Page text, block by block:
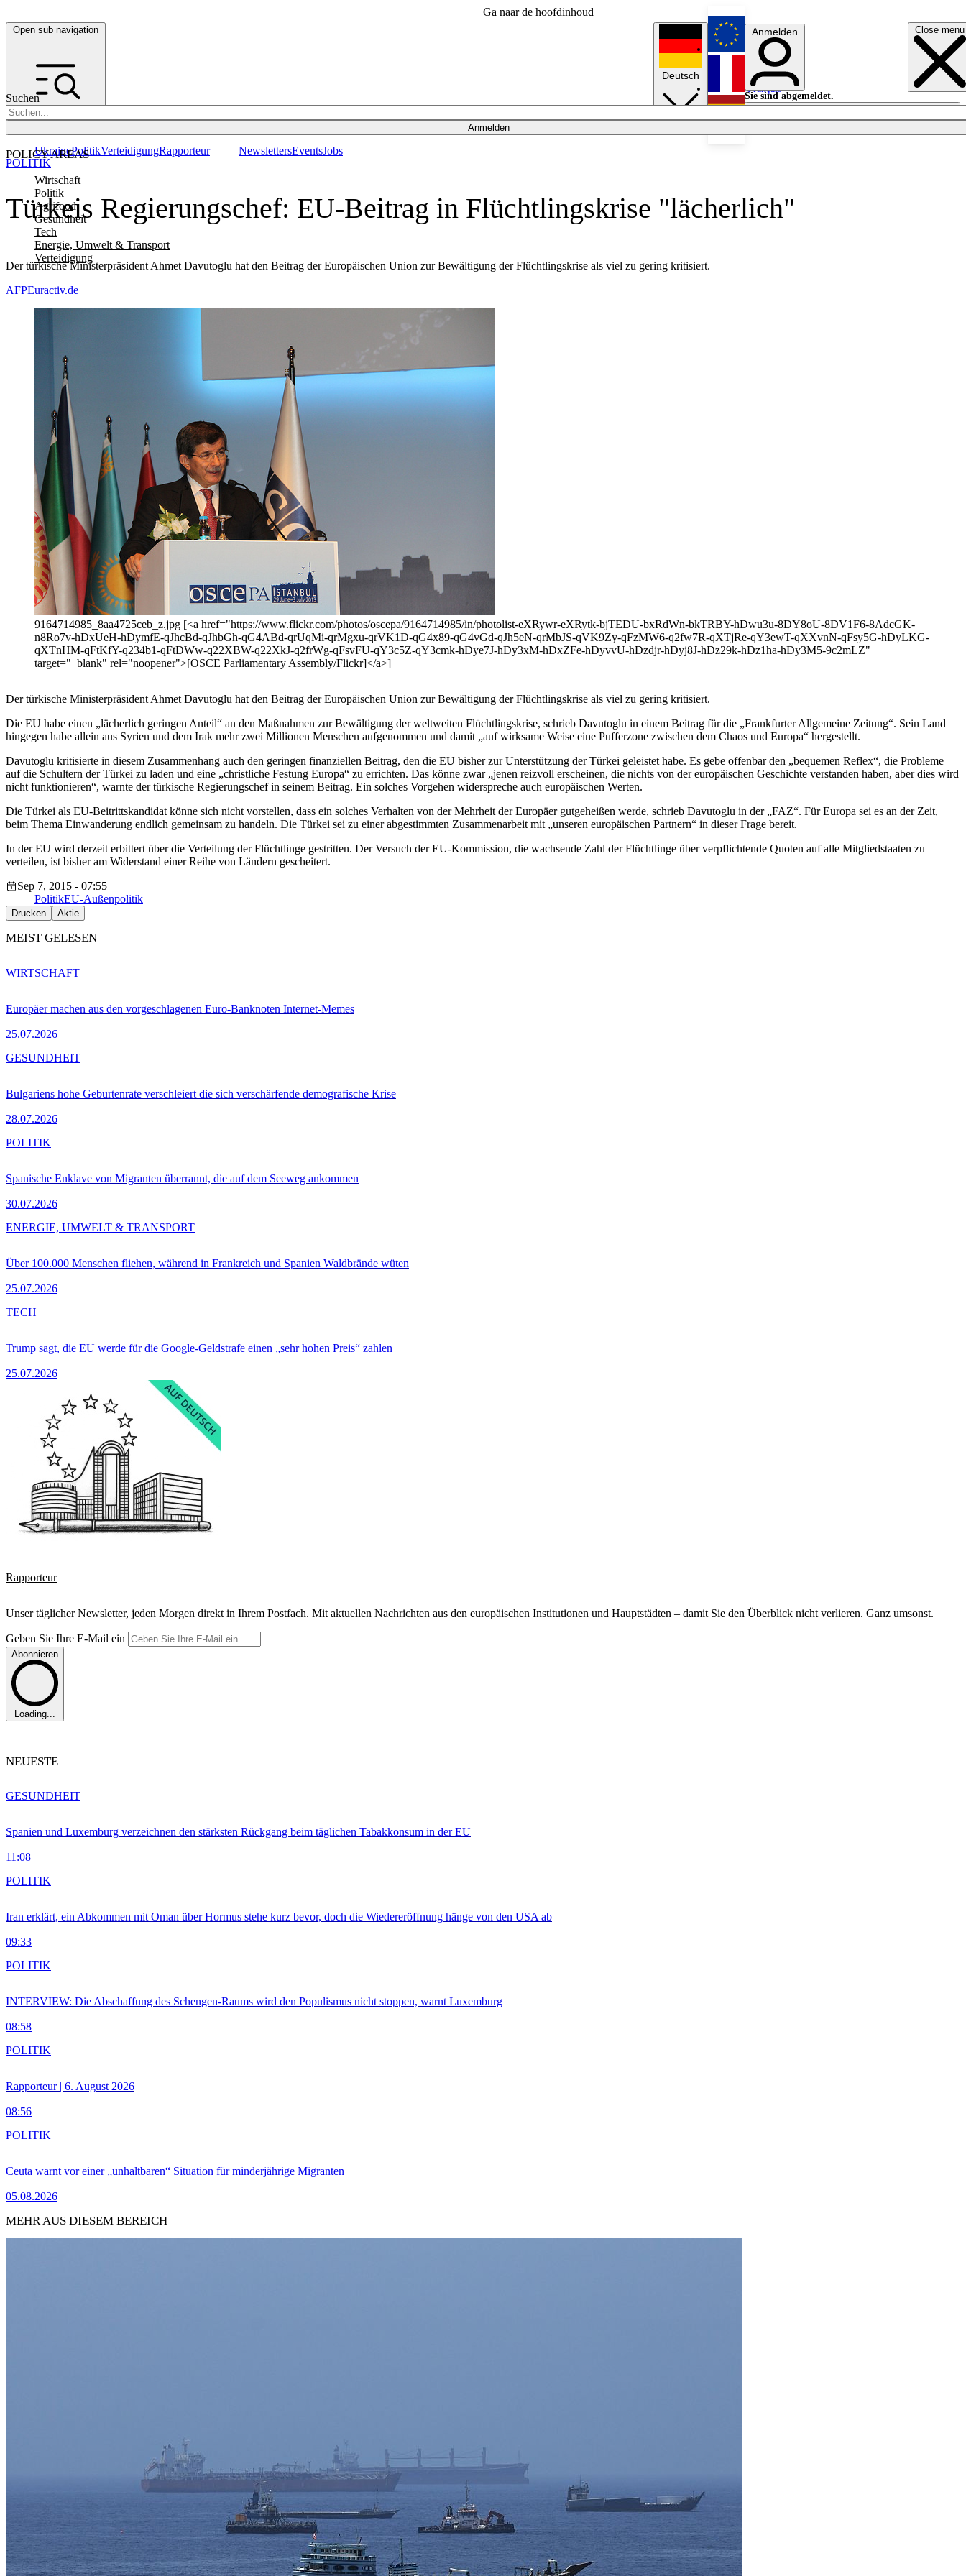
Ga naar de hoofdinhoud
Open sub navigation Close menu
Suchen
Anmelden
POLICY AREAS
Wirtschaft
Politik
Agrifood
Gesundheit
Tech
Energie, Umwelt & Transport
Verteidigung
UkrainePolitikVerteidigungRapporteur NewslettersEventsJobs
Deutsch
English
Français
Anmelden
Sie sind abgemeldet.
Anmelden
Licht aus
Türkeis Regierungschef: EU-Beitrag in Flüchtlingskrise "lächerlich"
Der türkische Ministerpräsident Ahmet Davutoglu hat den Beitrag der Europäischen Union zur Bewältigung der Flüchtlingskrise als viel zu gering kritisiert.
POLITIK
AFPEuractiv.de
9164714985_8aa4725ceb_z.jpg [<a href="https://www.flickr.com/photos/oscepa/9164714985/in/photolist-eXRywr-eXRytk-bjTEDU-bxRdWn-bkTRBY-hDwu3u-8DY8oU-8DV1F6-8AdcGK-
n8Ro7v-hDxUeH-hDymfE-qJhcBd-qJhbGh-qG4ABd-qrUqMi-qrMgxu-qrVK1D-qG4x89-qG4vGd-qJh5eN-qrMbJS-qVK9Zy-qFzMW6-q2fw7R-qXTjRe-qY3ewT-qXXvnN-qFsy5G-hDyLKG-
qXTnHM-qFtKfY-q234b1-qFtDWw-q22XBW-q22XkJ-q2frWg-qFsvFU-qY3c5Z-qY3cmk-hDye7J-hDy3xM-hDxZFe-hDyvvU-hDzdjr-hDyj8J-hDz29k-hDz1ha-hDy3M5-9c2mLZ"
target="_blank" rel="noopener">[OSCE Parliamentary Assembly/Flickr]</a>]
Der türkische Ministerpräsident Ahmet Davutoglu hat den Beitrag der Europäischen Union zur Bewältigung der Flüchtlingskrise als viel zu gering kritisiert.
Die EU habe einen „lächerlich geringen Anteil“ an den Maßnahmen zur Bewältigung der weltweiten Flüchtlingskrise, schrieb Davutoglu in einem Beitrag für die „Frankfurter Allgemeine Zeitung“. Sein Land
hingegen habe allein aus Syrien und dem Irak mehr zwei Millionen Menschen aufgenommen und damit „auf wirksame Weise eine Pufferzone zwischen dem Chaos und Europa“ hergestellt.
Davutoglu kritisierte in diesem Zusammenhang auch den geringen finanziellen Beitrag, den die EU bisher zur Unterstützung der Türkei geleistet habe. Es gebe offenbar den „bequemen Reflex“, die Probleme
auf die Schultern der Türkei zu laden und eine „christliche Festung Europa“ zu errichten. Das könne zwar „jenen reizvoll erscheinen, die nichts von der europäischen Geschichte verstanden haben, aber dies wird
nicht funktionieren“, warnte der türkische Regierungschef in seinem Beitrag. Ein solches Vorgehen widerspreche auch europäischen Werten.
Die Türkei als EU-Beitrittskandidat könne sich nicht vorstellen, dass ein solches Verhalten von der Mehrheit der Europäer gutgeheißen werde, schrieb Davutoglu in der „FAZ“. Für Europa sei es an der Zeit,
beim Thema Einwanderung endlich gemeinsam zu handeln. Die Türkei sei zu einer abgestimmten Zusammenarbeit mit „unseren europäischen Partnern“ in dieser Frage bereit.
In der EU wird derzeit erbittert über die Verteilung der Flüchtlinge gestritten. Der Versuch der EU-Kommission, die wachsende Zahl der Flüchtlinge über verpflichtende Quoten auf alle Mitgliedstaaten zu
verteilen, ist bisher am Widerstand einer Reihe von Ländern gescheitert.
Sep 7, 2015 - 07:55
PolitikEU-Außenpolitik
Drucken Aktie
MEIST GELESEN
Europäer machen aus den vorgeschlagenen Euro-Banknoten Internet-Memes
25.07.2026
WIRTSCHAFT
Bulgariens hohe Geburtenrate verschleiert die sich verschärfende demografische Krise
28.07.2026
GESUNDHEIT
Spanische Enklave von Migranten überrannt, die auf dem Seeweg ankommen
30.07.2026
POLITIK
Über 100.000 Menschen fliehen, während in Frankreich und Spanien Waldbrände wüten
25.07.2026
ENERGIE, UMWELT & TRANSPORT
Trump sagt, die EU werde für die Google-Geldstrafe einen „sehr hohen Preis“ zahlen
25.07.2026
TECH
Rapporteur
Unser täglicher Newsletter, jeden Morgen direkt in Ihrem Postfach. Mit aktuellen Nachrichten aus den europäischen Institutionen und Hauptstädten – damit Sie den Überblick nicht verlieren. Ganz umsonst.
Geben Sie Ihre E-Mail ein
Abonnieren
Loading...
NEUESTE
Spanien und Luxemburg verzeichnen den stärksten Rückgang beim täglichen Tabakkonsum in der EU
11:08
GESUNDHEIT
Iran erklärt, ein Abkommen mit Oman über Hormus stehe kurz bevor, doch die Wiedereröffnung hänge von den USA ab
09:33
POLITIK
INTERVIEW: Die Abschaffung des Schengen-Raums wird den Populismus nicht stoppen, warnt Luxemburg
08:58
POLITIK
Rapporteur | 6. August 2026
08:56
POLITIK
Ceuta warnt vor einer „unhaltbaren“ Situation für minderjährige Migranten
05.08.2026
POLITIK
MEHR AUS DIESEM BEREICH